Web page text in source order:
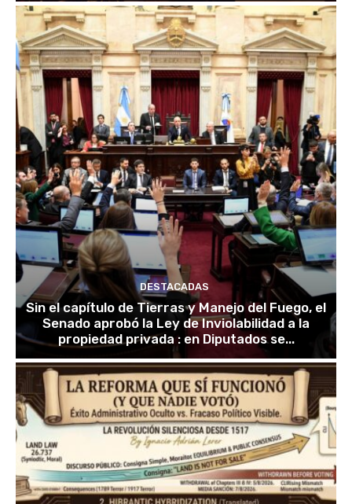
DESTACADAS
Sin el capítulo de Tierras y Manejo del Fuego, el
Senado aprobó la Ley de Inviolabilidad a la
propiedad privada : en Diputados se...